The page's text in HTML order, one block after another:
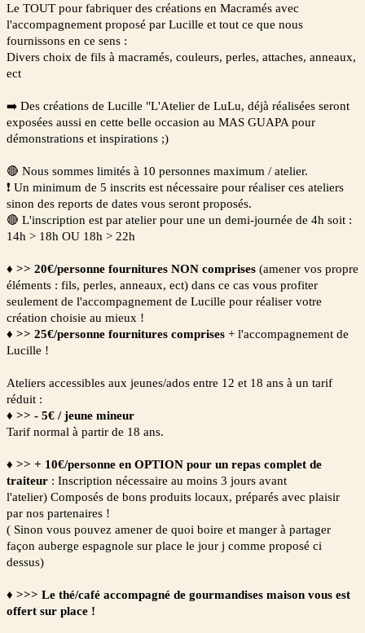
Le TOUT pour fabriquer des créations en Macramés avec
l'accompagnement proposé par Lucille et tout ce que nous
fournissons en ce sens :
Divers choix de fils à macramés, couleurs, perles, attaches, anneaux,
ect
➡️ Des créations de Lucille "L'Atelier de LuLu, déjà réalisées seront
exposées aussi en cette belle occasion au MAS GUAPA pour
démonstrations et inspirations ;)
🔴 Nous sommes limités à 10 personnes maximum / atelier.
❗ Un minimum de 5 inscrits est nécessaire pour réaliser ces ateliers
sinon des reports de dates vous seront proposés.
🔴 L'inscription est par atelier pour une un demi-journée de 4h soit :
14h > 18h OU 18h > 22h
♦ >> 20€/personne fournitures NON comprises (amener vos propre
éléments : fils, perles, anneaux, ect) dans ce cas vous profiter
seulement de l'accompagnement de Lucille pour réaliser votre
création choisie au mieux !
♦ >> 25€/personne fournitures comprises + l'accompagnement de
Lucille !
Ateliers accessibles aux jeunes/ados entre 12 et 18 ans à un tarif
réduit :
♦ >> - 5€ / jeune mineur
Tarif normal à partir de 18 ans.
♦ >> + 10€/personne en OPTION pour un repas complet de
traiteur : Inscription nécessaire au moins 3 jours avant
l'atelier) Composés de bons produits locaux, préparés avec plaisir
par nos partenaires !
( Sinon vous pouvez amener de quoi boire et manger à partager
façon auberge espagnole sur place le jour j comme proposé ci
dessus)
♦ >>> Le thé/café accompagné de gourmandises maison vous est
offert sur place !